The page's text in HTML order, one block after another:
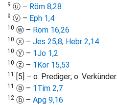
9 ⓤ – Röm 8,28
9 ⓥ – Eph 1,4
10 ⓦ – Röm 16,26
10 ⓧ – Jes 25,8; Hebr 2,14
10 ⓨ – 1Jo 1,2
10 ⓩ – 1Kor 15,53
11 [5] – o. Prediger; o. Verkünder
11 ⓐ – 1Tim 2,7
12 ⓑ – Apg 9,16